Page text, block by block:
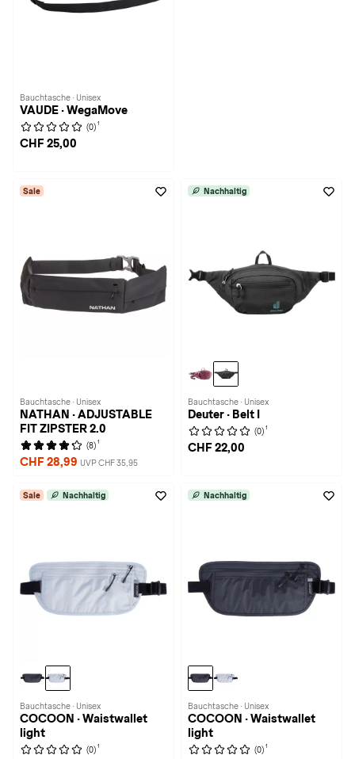
Bauchtasche · Unisex
VAUDE · WegaMove
(0) 1
CHF 25,00
Sale
Bauchtasche · Unisex
NATHAN · ADJUSTABLE
FIT ZIPSTER 2.0
(8) 1
CHF 28,99 UVP CHF 35,95
Nachhaltig
Bauchtasche · Unisex
Deuter · Belt I
(0) 1
CHF 22,00
Sale Nachhaltig
Bauchtasche · Unisex
COCOON · Waistwallet
light
(0) 1
Nachhaltig
Bauchtasche · Unisex
COCOON · Waistwallet
light
(0) 1